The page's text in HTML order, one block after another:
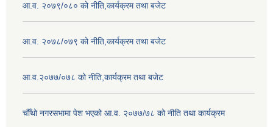
आ.व. २०७९/०८० को नीति,कार्यक्रम तथा बजेट
आ.व. २०७८/०७९ को नीति,कार्यक्रम तथा बजेट
आ.व.२०७७/०७८ को नीति,कार्यक्रम तथा बजेट
चौँथो नगरसभामा पेश भएको आ.व. २०७७/७८ को नीति तथा कार्यक्रम